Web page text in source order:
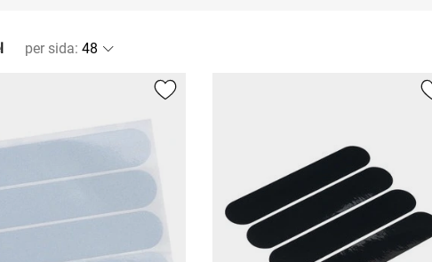
per sida: